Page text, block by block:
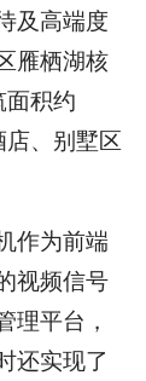
及高端度
雁栖湖核
积约
、别墅区
作为前端
视频信号
理平台，
还实现了